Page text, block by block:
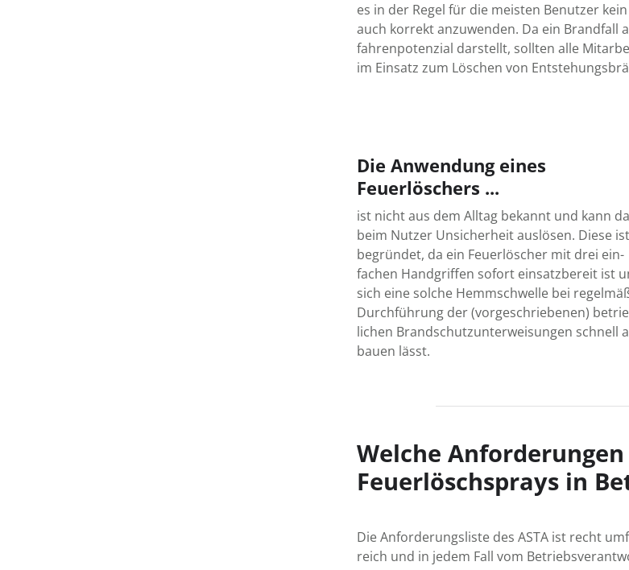
es in der Regel für die meisten Benutzer
auch korrekt an­zu­wenden. Da ein
fahren­poten­zial dar­stellt, sollten alle
im Ein­satz zum Löschen von
Die Anwendung eines
Feuerlöschers ...
ist nicht aus dem Allt­ag be­kannt und kann
beim Nutzer Un­sicher­heit aus­lösen. Diese
be­grün­det, da ein Feuer­löscher mit drei ein­
fachen Hand­griffen so­fort ein­satz­be­reit ist
sich eine solche Hemm­schwelle bei
Durch­führung der (vor­ge­schrie­benen)
lichen Brand­schutz­unter­wei­sungen schnell
bauen lässt.
Welche
Feuerlöschsprays in
Die Anforderungs­liste des ASTA ist recht
reich und in jedem Fall vom